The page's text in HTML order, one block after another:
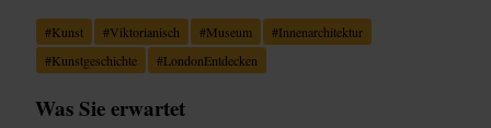
#Kunst #Viktorianisch #Museum #Innenarchitektur
#Kunstgeschichte #LondonEntdecken
Was Sie erwartet